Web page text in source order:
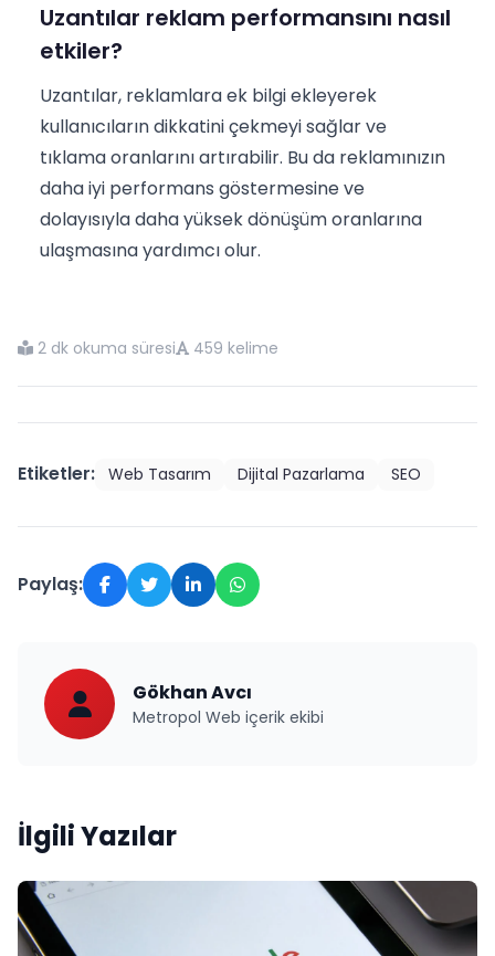
Uzantılar reklam performansını nasıl
etkiler?
Uzantılar, reklamlara ek bilgi ekleyerek
kullanıcıların dikkatini çekmeyi sağlar ve
tıklama oranlarını artırabilir. Bu da reklamınızın
daha iyi performans göstermesine ve
dolayısıyla daha yüksek dönüşüm oranlarına
ulaşmasına yardımcı olur.
2 dk okuma süresi 459 kelime
Etiketler: Web Tasarım Dijital Pazarlama SEO
Paylaş:
Gökhan Avcı
Metropol Web içerik ekibi
İlgili Yazılar